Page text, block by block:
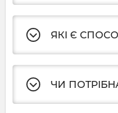
ЯКІ Є
ЧИ